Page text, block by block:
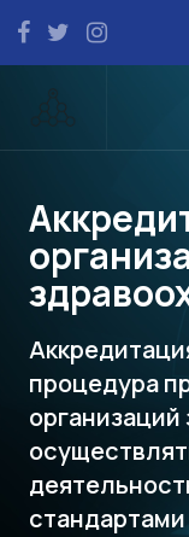
процедура